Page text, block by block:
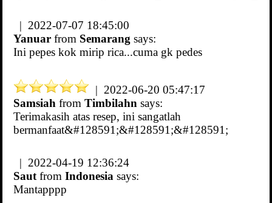
| 2022-07-07 18:45:00
Yanuar from Semarang says:
Ini pepes kok mirip rica...cuma gk pedes
| 2022-06-20 05:47:17
Samsiah from Timbilahn says:
Terimakasih atas resep, ini sangatlah
bermanfaat&#128591;&#128591;&#128591;
| 2022-04-19 12:36:24
Saut from Indonesia says:
Mantapppp